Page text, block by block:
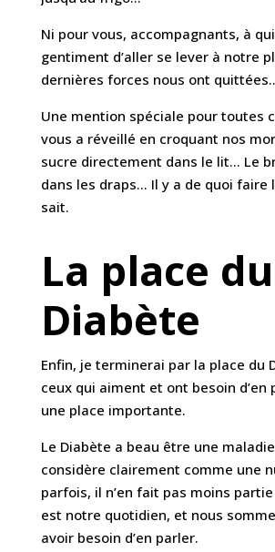
Ni pour vous, accompagnants, à
gentiment d’aller se lever à notre
dernières forces nous ont
Une mention spéciale pour toutes
vous a réveillé en croquant nos
sucre directement dans le lit… Le
dans les draps… Il y a de quoi faire
sait.
La place du
Diabète
Enfin, je terminerai par la place du
ceux qui aiment et ont besoin d’en
une place importante.
Le Diabète a beau être une maladie
considère clairement comme une
parfois, il n’en fait pas moins
est notre quotidien, et nous
avoir besoin d’en parler.